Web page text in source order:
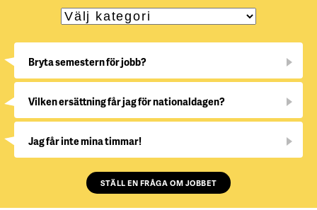
Bryta semestern för jobb?
Vilken ersättning får jag för nationaldagen?
Jag får inte mina timmar!
STÄLL EN FRÅGA OM JOBBET